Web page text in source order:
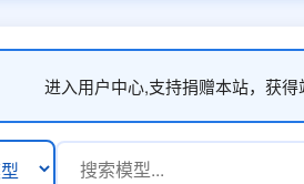
进入用户中心,支持捐赠本站，获得